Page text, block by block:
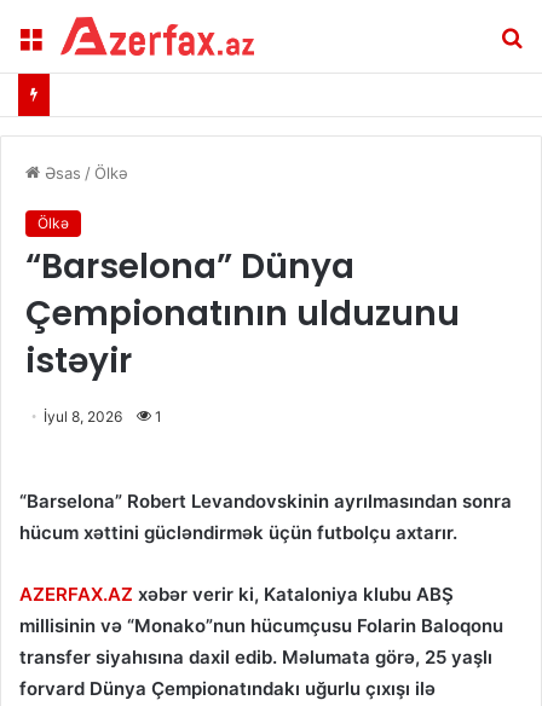
Menu
Əsas /Ölkə
Ölkə
“Barselona” Dünya
Çempionatının ulduzunu
istəyir
İyul 8, 2026 1
“Barselona” Robert Levandovskinin ayrılmasından sonra
hücum xəttini gücləndirmək üçün futbolçu axtarır.
AZERFAX.AZ xəbər verir ki, Kataloniya klubu ABŞ
millisinin və “Monako”nun hücumçusu Folarin Baloqonu
transfer siyahısına daxil edib. Məlumata görə, 25 yaşlı
forvard Dünya Çempionatındakı uğurlu çıxışı ilə